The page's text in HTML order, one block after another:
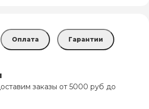
Оплата Гарантии
заказы от 5000 руб до